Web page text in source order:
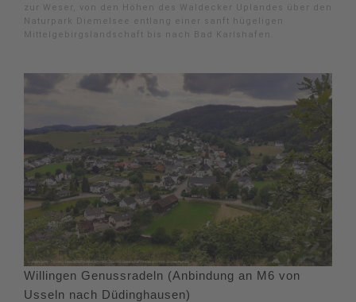
zur Weser, von den Höhen des Waldecker Uplandes über den
Naturpark Diemelsee entlang einer sanft hügeligen
Mittelgebirgslandschaft bis nach Bad Karlshafen.
Willingen Genussradeln (Anbindung an M6 von
Usseln nach Düdinghausen)